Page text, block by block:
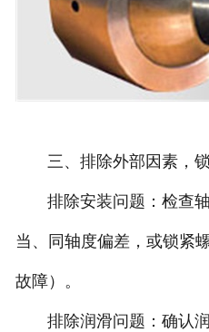
三、排除外部因素，锁
排除安装问题：检查轴
当、同轴度偏差，或锁紧
故障）。
排除润滑问题：确认润